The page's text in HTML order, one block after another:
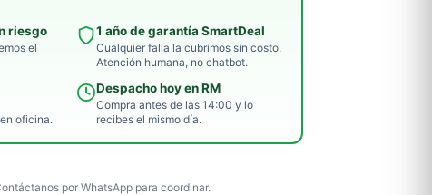
riesgo
el
1 año de garantía SmartDeal
Cualquier falla la cubrimos sin costo.
Atención humana, no chatbot.
oficina.
Despacho hoy en RM
Compra antes de las 14:00 y lo
recibes el mismo día.
por WhatsApp para coordinar.